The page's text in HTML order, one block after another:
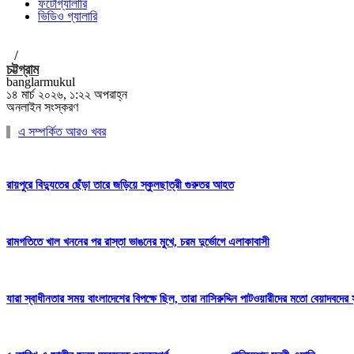
ফটোগ্যালারি
ভিডিও গ্যালারি
/
চট্টগ্রাম
banglarmukul
১৪ মার্চ ২০২৬, ১:২২ অপরাহ্ন
অনলাইন সংস্করণ
এ সম্পর্কিত আরও খবর
রায়পুরে বিদ্যুতের ছেঁড়া তারে জড়িয়ে স্কুলছাত্রী গুরুতর আহত
রামগতিতে খাল খননের পর রাস্তা ভাঙনের মুখে, চরম দুর্ভোগে এলাকাবাসী
যারা স্বাধীনতার সময় বাংলাদেশের বিপক্ষে ছিল, তারা নাসিরুদ্দিন পাটওয়ারীদের মতো বেয়াদবদের